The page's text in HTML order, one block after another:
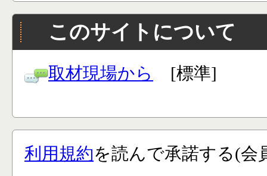
このサイトについて
取材現場から [標準]
利用規約を読んで承諾する(会